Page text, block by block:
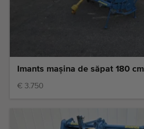
Contact
Imants maşina de săpat 180 cm
€ 3.750